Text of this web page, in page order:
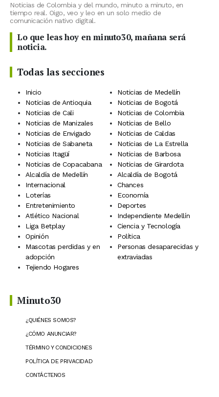
Noticias de Colombia y del mundo, minuto a minuto, en
tiempo real. Oigo, veo y leo en un solo medio de
comunicación nativo digital.
Lo que leas hoy en minuto30, mañana será
noticia.
Todas las secciones
Inicio
Noticias de Medellín
Noticias de Antioquia
Noticias de Bogotá
Noticias de Cali
Noticias de Colombia
Noticias de Manizales
Noticias de Bello
Noticias de Envigado
Noticias de Caldas
Noticias de Sabaneta
Noticias de La Estrella
Noticias Itagüí
Noticias de Barbosa
Noticias de Copacabana
Noticias de Girardota
Alcaldía de Medellín
Alcaldía de Bogotá
Internacional
Chances
Loterías
Economía
Entretenimiento
Deportes
Atlético Nacional
Independiente Medellín
Liga Betplay
Ciencia y Tecnología
Opinión
Política
Mascotas perdidas y en
adopción
Personas desaparecidas y
extraviadas
Tejiendo Hogares
Minuto30
¿QUIÉNES SOMOS?
¿CÓMO ANUNCIAR?
TÉRMINO Y CONDICIONES
POLÍTICA DE PRIVACIDAD
CONTÁCTENOS